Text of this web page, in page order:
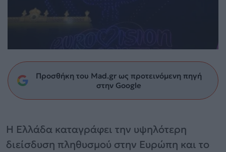
Προσθήκη του Mad.gr ως προτεινόμενη πηγή
στην Google
Η Ελλάδα καταγράφει την υψηλότερη
διείσδυση πληθυσμού στην Ευρώπη και το